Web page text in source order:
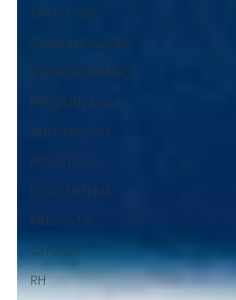
OFFICE 365
COMUNICAÇÕES
CIBERSEGURANÇA
PRODUTIVIDADE
AUTOMAÇÃO
PROJETOS
ECOSSISTEMA
RINGOVER
CLICKUP
RH